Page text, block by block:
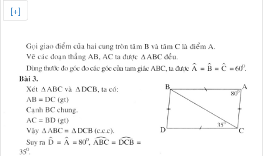
[+]